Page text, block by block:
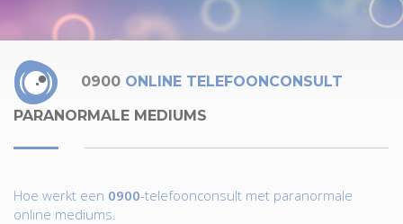
0900 ONLINE TELEFOONCONSULT
PARANORMALE MEDIUMS
Hoe werkt een 0900-telefoonconsult met paranormale
online mediums.